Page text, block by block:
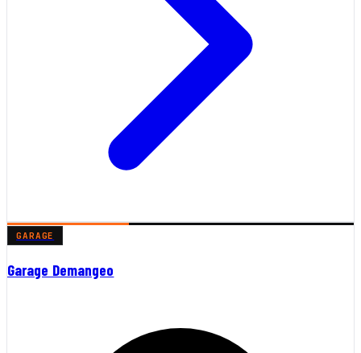
GARAGE
Garage Demangeo